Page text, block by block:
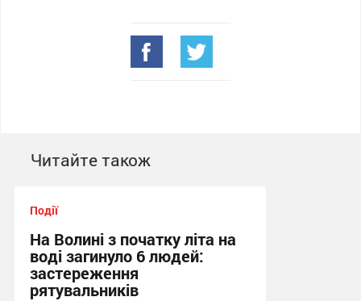
Читайте також
Події
На Волині з початку літа на
воді загинуло 6 людей:
застереження
рятувальників